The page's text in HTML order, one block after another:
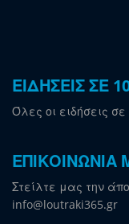
ΕΙΔΗΣΕΙΣ ΣΕ
Όλες οι ειδήσεις
ΕΠΙΚΟΙΝΩΝΙΑ
Στείλτε μας την
info@loutraki365.gr